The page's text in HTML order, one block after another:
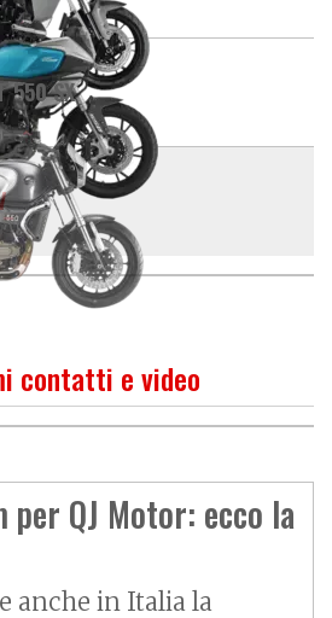
550 SX
contatti e video
550, classic
nel prezzo
per QJ Motor: ecco la
anche in Italia la